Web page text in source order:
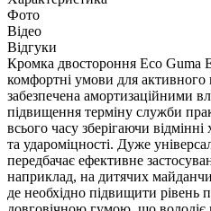
Фото
Відео
Відгуки
Кромка двостороння Eco Guma
комфортні умови для активного
забезпечена амортизаційними
підвищення терміну служби
всього часу зберігаючи
та удароміцності. Дуже
передбачає ефективне
наприклад, на дитячих
де необхідно підвищити рівень